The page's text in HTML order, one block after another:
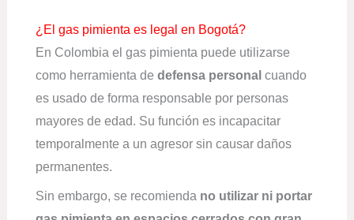
¿El gas pimienta es legal en Bogotá?
En Colombia el gas pimienta puede utilizarse
como herramienta de defensa personal cuando
es usado de forma responsable por personas
mayores de edad. Su función es incapacitar
temporalmente a un agresor sin causar daños
permanentes.
Sin embargo, se recomienda no utilizar ni portar